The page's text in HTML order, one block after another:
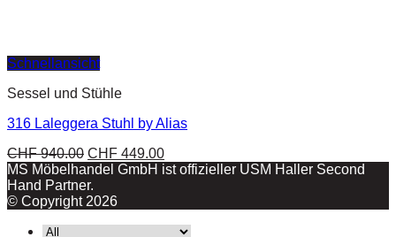
Schnellansicht
Sessel und Stühle
316 Laleggera Stuhl by Alias
CHF940.00 CHF 449.00
MS Möbelhandel GmbH ist offizieller USM Haller Second
Hand Partner.
© Copyright 2026